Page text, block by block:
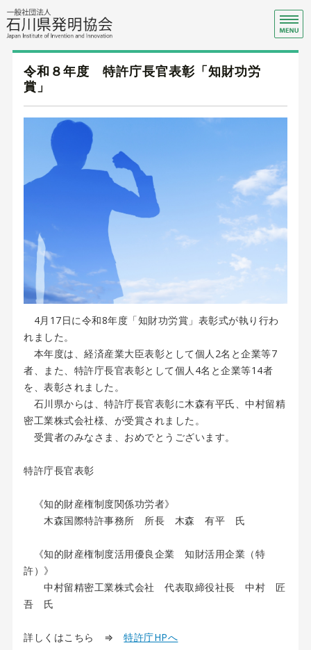
一
ホーム
事業案内
セミナー・イベント
知財総合支援窓口
令和８年度 特許庁長官表彰「知財功労
賞」
4月17日に令和8年度「知財功労賞」表彰式が執り行わ
れました。
本年度は、経済産業大臣表彰として個人2名と企業等7
者、また、特許庁長官表彰として個人4名と企業等14者
を、表彰されました。
石川県からは、特許庁長官表彰に木森有平氏、中村留精
密工業株式会社様、が受賞されました。
受賞者のみなさま、おめでとうございます。
特許庁長官表彰
《知的財産権制度関係功労者》
木森国際特許事務所 所長 木森 有平 氏
《知的財産権制度活用優良企業 知財活用企業（特
許）》
中村留精密工業株式会社 代表取締役社長 中村 匠
吾 氏
詳しくはこちら ⇒特許庁HPへ